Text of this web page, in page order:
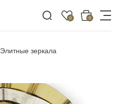
0 0
Элитные зеркала